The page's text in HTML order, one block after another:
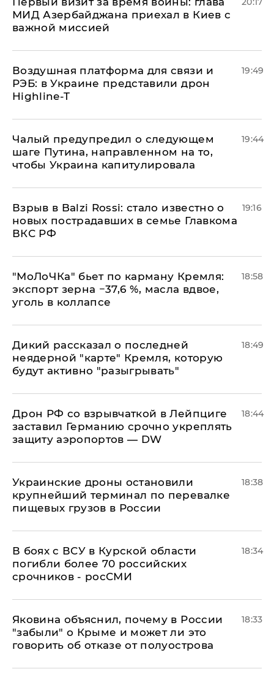
МИД Азербайджана приехал в Киев с
важной миссией
Воздушная платформа для связи и
РЭБ: в Украине представили дрон
Highline-T
19:49
Чалый предупредил о следующем
шаге Путина, направленном на то,
чтобы Украина капитулировала
19:44
Взрыв в Balzi Rossi: стало известно о
новых пострадавших в семье Главкома
ВКС РФ
19:16
​"МоЛоЧКа" бьет по карману Кремля:
экспорт зерна −37,6 %, масла вдвое,
уголь в коллапсе
18:58
Дикий рассказал о последней
неядерной "карте" Кремля, которую
будут активно "разыгрывать"
18:49
​Дрон РФ со взрывчаткой в Лейпциге
заставил Германию срочно укреплять
защиту аэропортов — DW
18:44
Украинские дроны остановили
крупнейший терминал по перевалке
пищевых грузов в России
18:38
В боях с ВСУ в Курской области
погибли более 70 российских
срочников - росСМИ
18:34
Яковина объяснил, почему в России
"забыли" о Крыме и может ли это
говорить об отказе от полуострова
18:33